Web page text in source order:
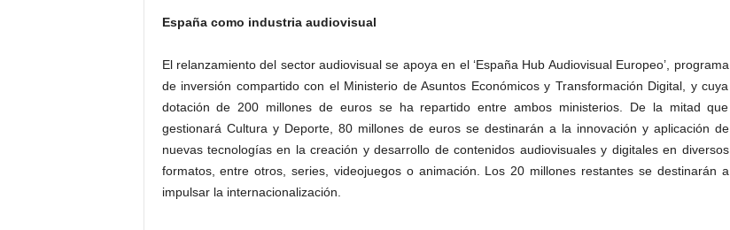
España como industria audiovisual
El relanzamiento del sector audiovisual se apoya en el ‘España Hub Audiovisual Europeo’, programa
de inversión compartido con el Ministerio de Asuntos Económicos y Transformación Digital, y cuya
dotación de 200 millones de euros se ha repartido entre ambos ministerios. De la mitad que
gestionará Cultura y Deporte, 80 millones de euros se destinarán a la innovación y aplicación de
nuevas tecnologías en la creación y desarrollo de contenidos audiovisuales y digitales en diversos
formatos, entre otros, series, videojuegos o animación. Los 20 millones restantes se destinarán a
impulsar la internacionalización.